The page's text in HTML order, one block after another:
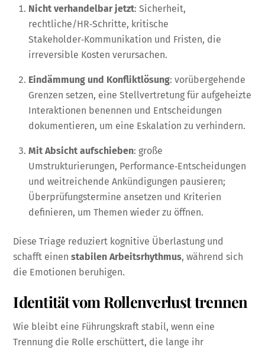
Nicht verhandelbar jetzt: Sicherheit,
rechtliche/HR‑Schritte, kritische
Stakeholder‑Kommunikation und Fristen, die
irreversible Kosten verursachen.
Eindämmung und Konfliktlösung: vorübergehende
Grenzen setzen, eine Stellvertretung für aufgeheizte
Interaktionen benennen und Entscheidungen
dokumentieren, um eine Eskalation zu verhindern.
Mit Absicht aufschieben: große
Umstrukturierungen, Performance‑Entscheidungen
und weitreichende Ankündigungen pausieren;
Überprüfungstermine ansetzen und Kriterien
definieren, um Themen wieder zu öffnen.
Diese Triage reduziert kognitive Überlastung und
schafft einenstabilen Arbeitsrhythmus, während sich
die Emotionen beruhigen.
Identität vom Rollenverlust trennen
Wie bleibt eine Führungskraft stabil, wenn eine
Trennung die Rolle erschüttert, die lange ihr